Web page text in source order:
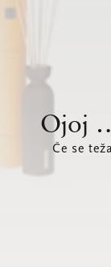
Ojoj
Če se